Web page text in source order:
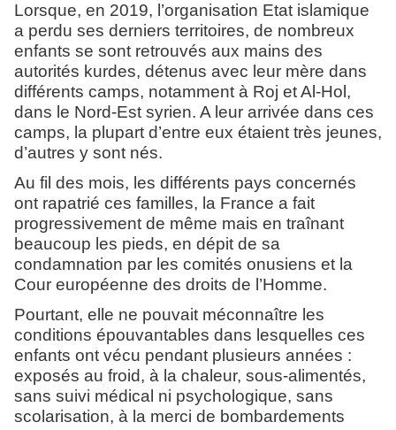
Lorsque, en 2019, l’organisation Etat islamique
a perdu ses derniers territoires, de nombreux
enfants se sont retrouvés aux mains des
autorités kurdes, détenus avec leur mère dans
différents camps, notamment à Roj et Al-Hol,
dans le Nord-Est syrien. A leur arrivée dans ces
camps, la plupart d’entre eux étaient très jeunes,
d’autres y sont nés.
Au fil des mois, les différents pays concernés
ont rapatrié ces familles, la France a fait
progressivement de même mais en traînant
beaucoup les pieds, en dépit de sa
condamnation par les comités onusiens et la
Cour européenne des droits de l’Homme.
Pourtant, elle ne pouvait méconnaître les
conditions épouvantables dans lesquelles ces
enfants ont vécu pendant plusieurs années :
exposés au froid, à la chaleur, sous-alimentés,
sans suivi médical ni psychologique, sans
scolarisation, à la merci de bombardements